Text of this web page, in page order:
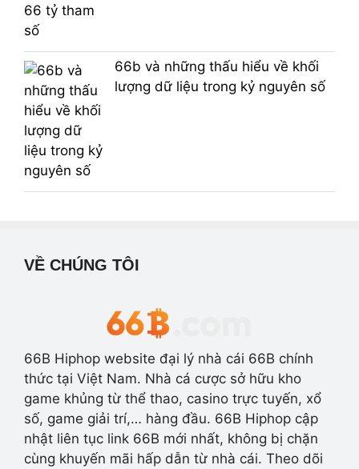
66b và những thấu hiểu về khối
lượng dữ liệu trong kỷ nguyên số
VỀ CHÚNG TÔI
66B Hiphop website đại lý nhà cái 66B chính
thức tại Việt Nam. Nhà cá cược sở hữu kho
game khủng từ thể thao, casino trực tuyến, xổ
số, game giải trí,… hàng đầu. 66B Hiphop cập
nhật liên tục link 66B mới nhất, không bị chặn
cùng khuyến mãi hấp dẫn từ nhà cái. Theo dõi